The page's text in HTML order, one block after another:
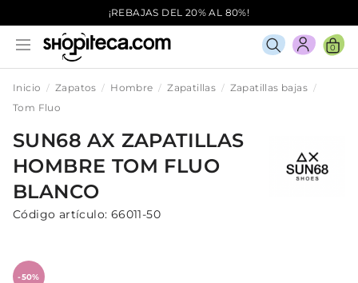
¡REBAJAS DEL 20% AL 80%!
0
Inicio Zapatos Hombre Zapatillas
Zapatillas bajas
Tom Fluo
SUN68 AX ZAPATILLAS
HOMBRE TOM FLUO
BLANCO
Código artículo: 66011-50
-50%